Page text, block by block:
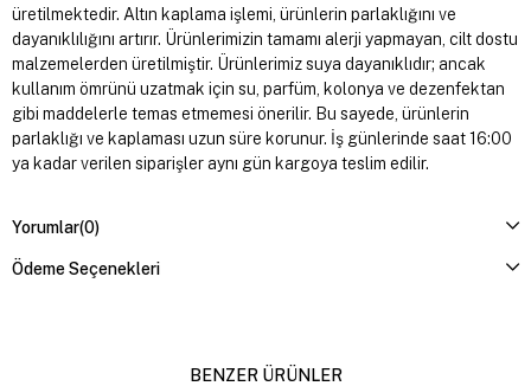
üretilmektedir. Altın kaplama işlemi, ürünlerin parlaklığını ve
dayanıklılığını artırır. Ürünlerimizin tamamı alerji yapmayan, cilt dostu
malzemelerden üretilmiştir. Ürünlerimiz suya dayanıklıdır; ancak
kullanım ömrünü uzatmak için su, parfüm, kolonya ve dezenfektan
gibi maddelerle temas etmemesi önerilir. Bu sayede, ürünlerin
parlaklığı ve kaplaması uzun süre korunur. İş günlerinde saat 16:00
ya kadar verilen siparişler aynı gün kargoya teslim edilir.
Yorumlar(0)
Ödeme Seçenekleri
BENZER ÜRÜNLER